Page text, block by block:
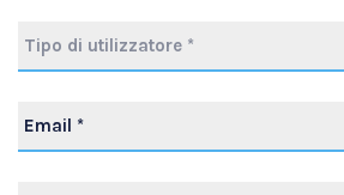
Tipo di utilizzatore *